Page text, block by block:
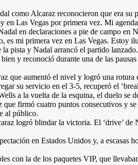
como Alcaraz reconocieron que era
en Las Vegas por primera vez. Mi
en declaraciones a pie de campo en
es mi primera vez en Las Vegas. Estoy
pista y Nadal arrancó el partido
y reconoció durante una de las
que aumentó el nivel y logró una
su servicio en el 3-5, recuperó el
a la vuelta de la esquina, el duelo se
que firmó cuatro puntos consecutivos y
al público.
logró blindar la victoria. El ‘drive’
en Estados Unidos y, a escasas
con la de los paquetes VIP, que